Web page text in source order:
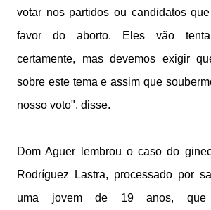
votar nos partidos ou candidatos
favor do aborto. Eles vão
certamente, mas devemos exigir
sobre este tema e assim que
nosso voto", disse.
Dom Aguer lembrou o caso do
Rodríguez Lastra, processado por
uma jovem de 19 anos, que